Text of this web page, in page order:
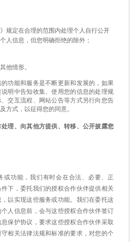
规定在合理的范围内处理个人自行公开
人信息，但您明确拒绝的除外；
他情形。
功能和服务是不断更新和发展的，如果
明中告知收集、使用您的信息的处理规
交互流程、网站公告等方式另行向您告
方式，以征得您的同意。
理、向其他方提供、转移、公开披露您
或功能，我们有时会在合法、必要、正
下，委托我们的授权合作伙伴提供相关
以实现这些服务或功能。我们在委托这
人信息前，会与这些授权合作伙伴签订
保护协议，要求这些授权合作伙伴采取
相关法律法规和标准的要求，对您的个